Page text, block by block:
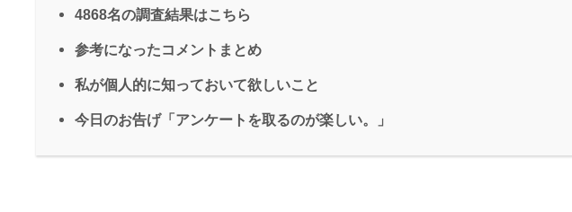
4868名の調査結果はこちら
参考になったコメントまとめ
私が個人的に知っておいて欲しいこと
今日のお告げ「アンケートを取るのが楽しい。」